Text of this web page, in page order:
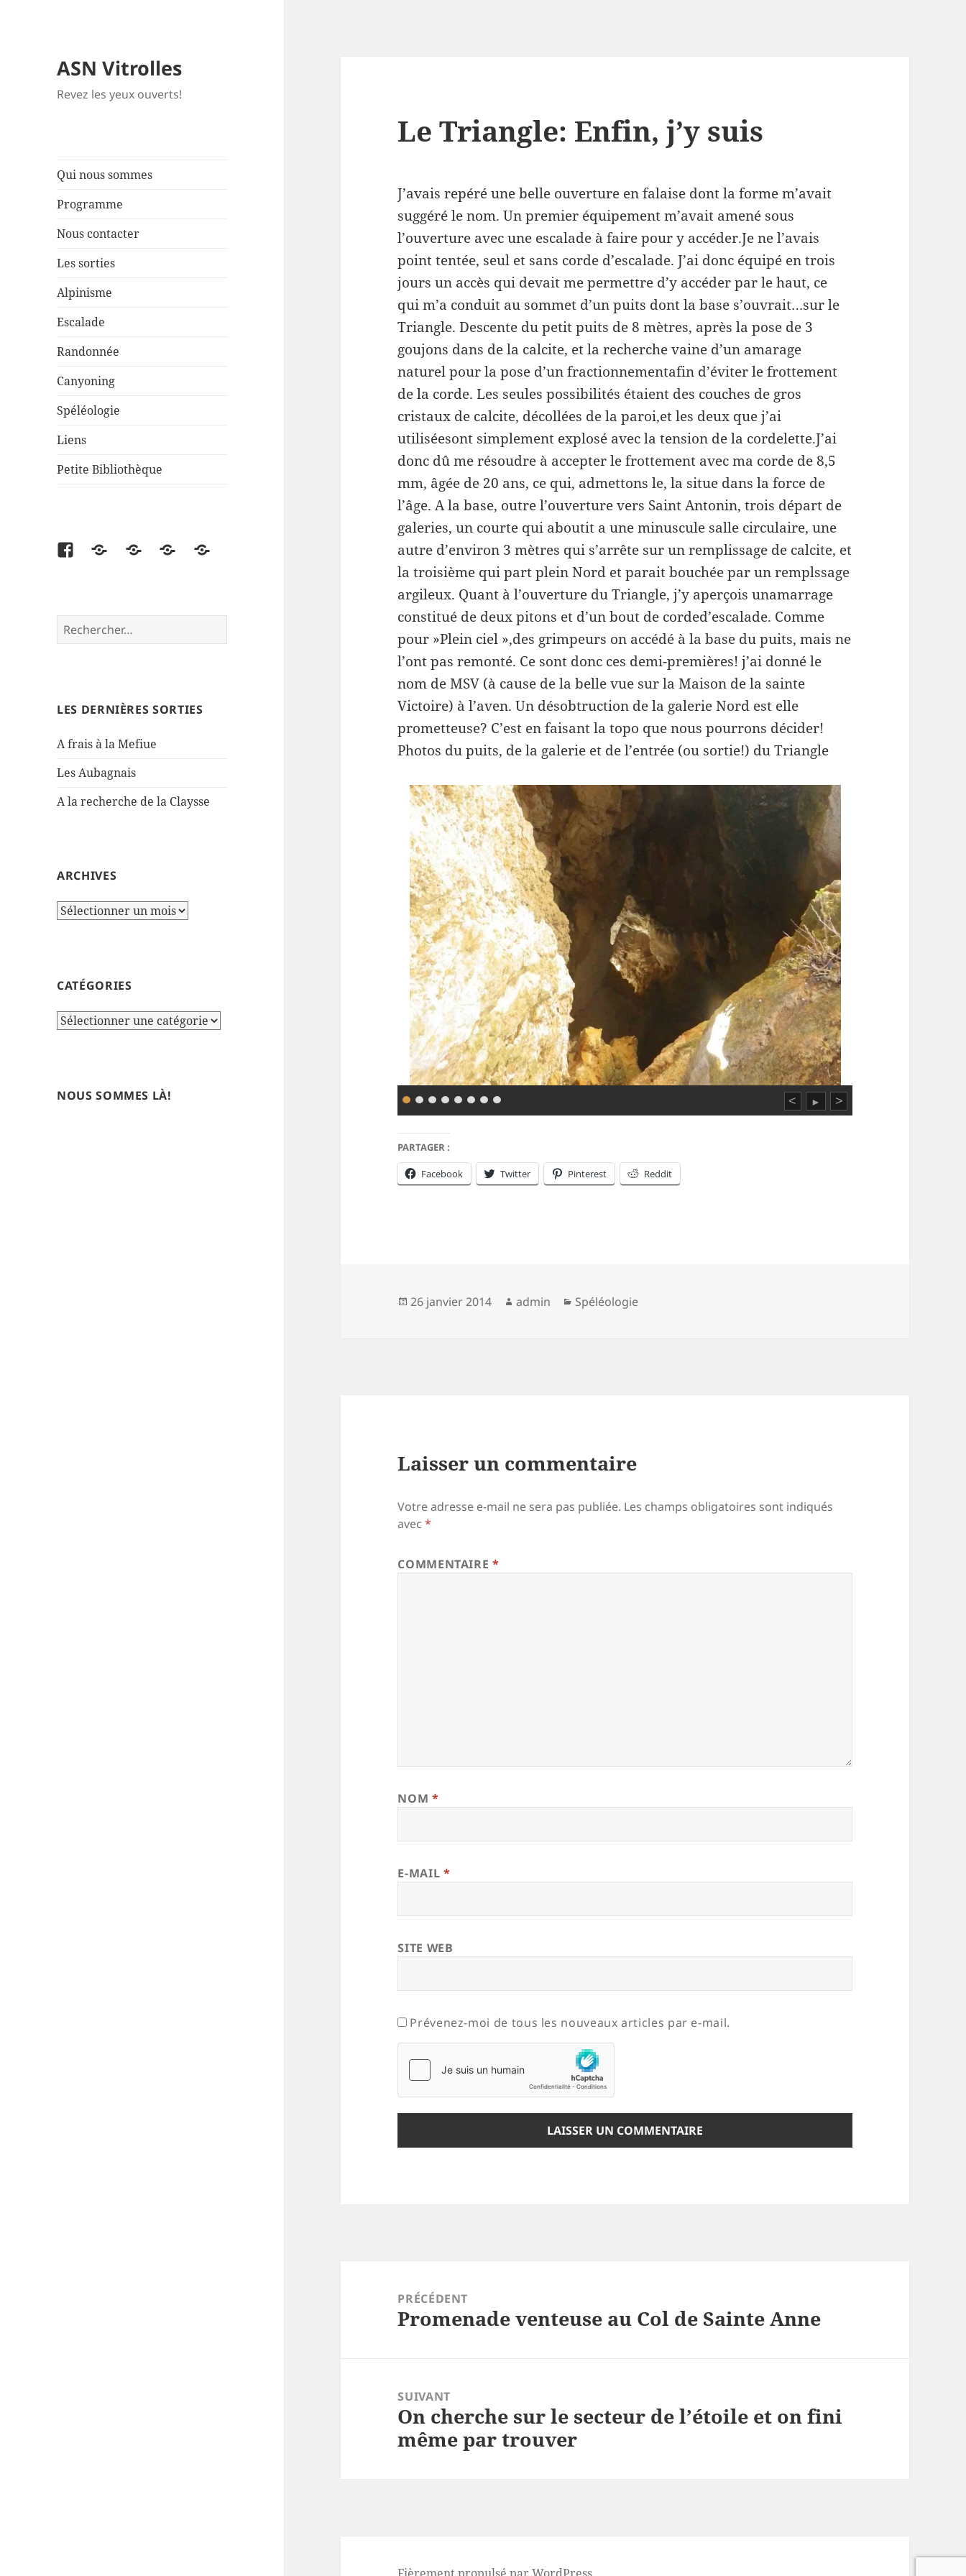
ASN Vitrolles
Revez les yeux ouverts!
Qui nous sommes
Programme
Nous contacter
Les sorties
Alpinisme
Escalade
Randonnée
Canyoning
Spéléologie
Liens
Petite Bibliothèque
FacebookPartenaire
Liens CartesPetite
Rechercher :
LES DERNIÈRES SORTIES
A frais à la Mefiue
Les Aubagnais
A la recherche de la Claysse
ARCHIVES
Archives
CATÉGORIES
Catégories
NOUS SOMMES LÀ!
Le Triangle: Enfin, j’y suis
J’avais repéré une belle ouverture en falaise dont la forme m’avait
suggéré le nom. Un premier équipement m’avait amené sous
l’ouverture avec une escalade à faire pour y accéder.Je ne l’avais
point tentée, seul et sans corde d’escalade. J’ai donc équipé en trois
jours un accès qui devait me permettre d’y accéder par le haut, ce
qui m’a conduit au sommet d’un puits dont la base s’ouvrait…sur le
Triangle. Descente du petit puits de 8 mètres, après la pose de 3
goujons dans de la calcite, et la recherche vaine d’un amarage
naturel pour la pose d’un fractionnementafin d’éviter le frottement
de la corde. Les seules possibilités étaient des couches de gros
cristaux de calcite, décollées de la paroi,et les deux que j’ai
utiliséesont simplement explosé avec la tension de la cordelette.J’ai
donc dû me résoudre à accepter le frottement avec ma corde de 8,5
mm, âgée de 20 ans, ce qui, admettons le, la situe dans la force de
l’âge. A la base, outre l’ouverture vers Saint Antonin, trois départ de
galeries, un courte qui aboutit a une minuscule salle circulaire, une
autre d’environ 3 mètres qui s’arrête sur un remplissage de calcite, et
la troisième qui part plein Nord et parait bouchée par un remplssage
argileux. Quant à l’ouverture du Triangle, j’y aperçois unamarrage
constitué de deux pitons et d’un bout de corded’escalade. Comme
pour »Plein ciel »,des grimpeurs on accédé à la base du puits, mais ne
l’ont pas remonté. Ce sont donc ces demi-premières! j’ai donné le
nom de MSV (à cause de la belle vue sur la Maison de la sainte
Victoire) à l’aven. Un désobtruction de la galerie Nord est elle
prometteuse? C’est en faisant la topo que nous pourrons décider!
Photos du puits, de la galerie et de l’entrée (ou sortie!) du Triangle
< ► >
PARTAGER :
Facebook Twitter Pinterest Reddit
Publié
26 janvier 2014 Auteur
admin Catégories
Spéléologie
Laisser un commentaire
Votre adresse e-mail ne sera pas publiée. Les champs obligatoires sont indiqués
avec*
COMMENTAIRE*
NOM *
E-MAIL *
SITE WEB
Prévenez-moi de tous les nouveaux articles par e-mail.
PRÉCÉDENT
Article
Promenade venteuse au Col de Sainte Anne
SUIVANT
Article
suivant :
On cherche sur le secteur de l’étoile et on fini
même par trouver